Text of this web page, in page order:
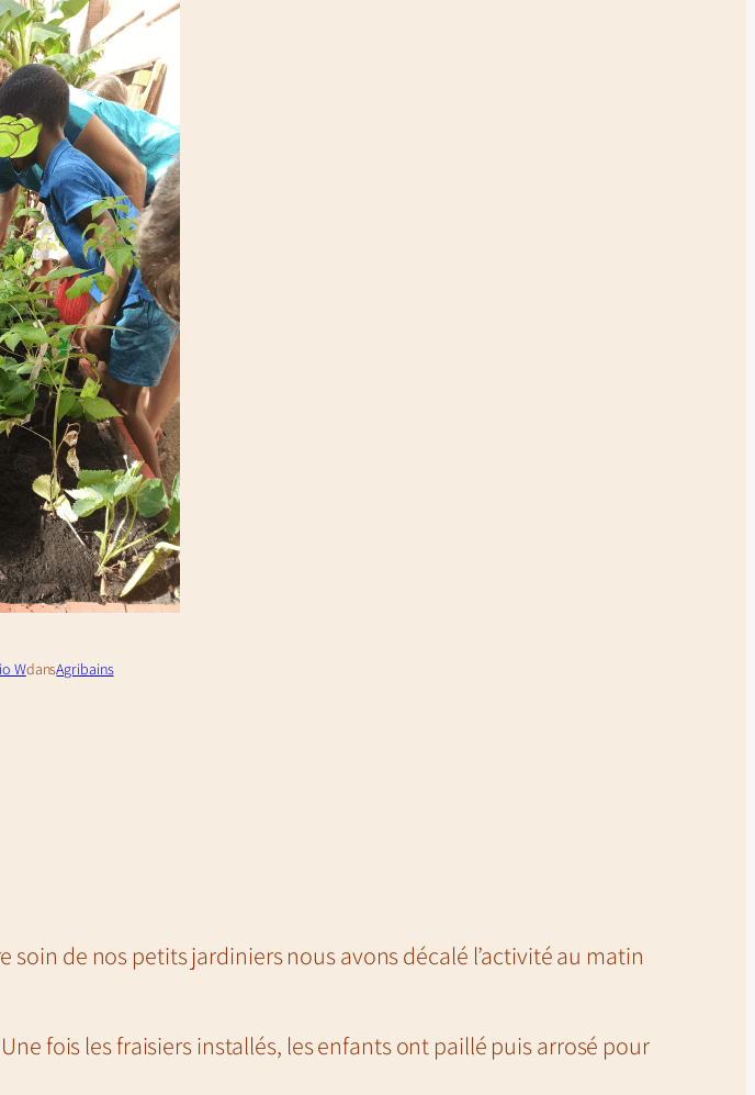
WdansAgribains
de nos petits jardiniers nous avons décalé l’activité au matin
fois les fraisiers installés, les enfants ont paillé puis arrosé pour